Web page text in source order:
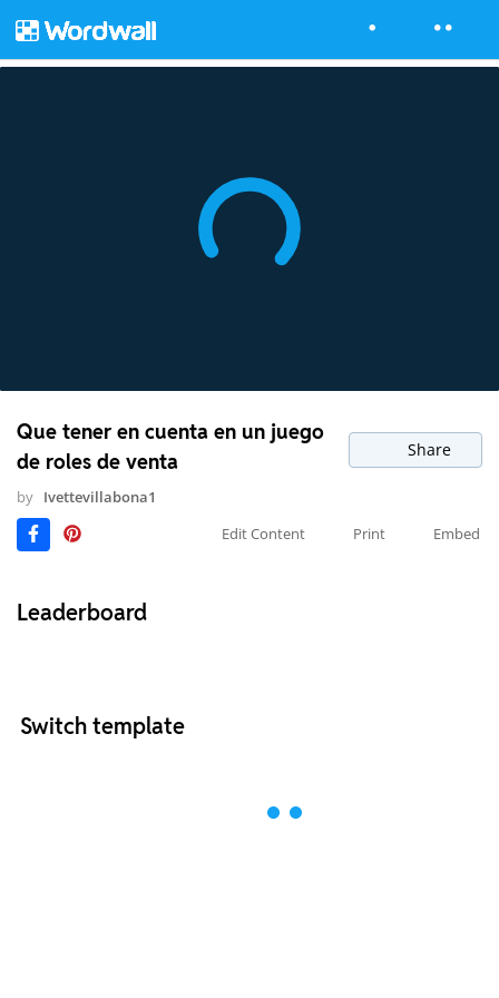
Que tener en cuenta en un juego
de roles de venta
Share
by Ivettevillabona1
Edit Content
Print Embed
Leaderboard
Switch template